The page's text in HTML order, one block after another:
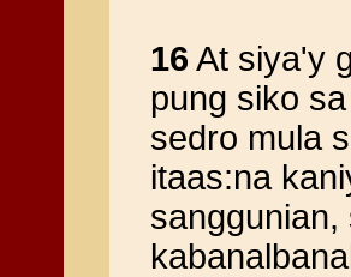
16 At siya'y
pung siko
sedro mula
itaas:na